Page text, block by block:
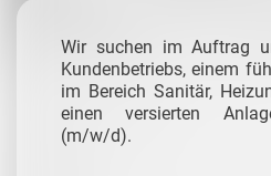
Wir suchen im Auftrag
Kundenbetriebs, einem
im Bereich Sanitär,
einen versierten
(m/w/d).